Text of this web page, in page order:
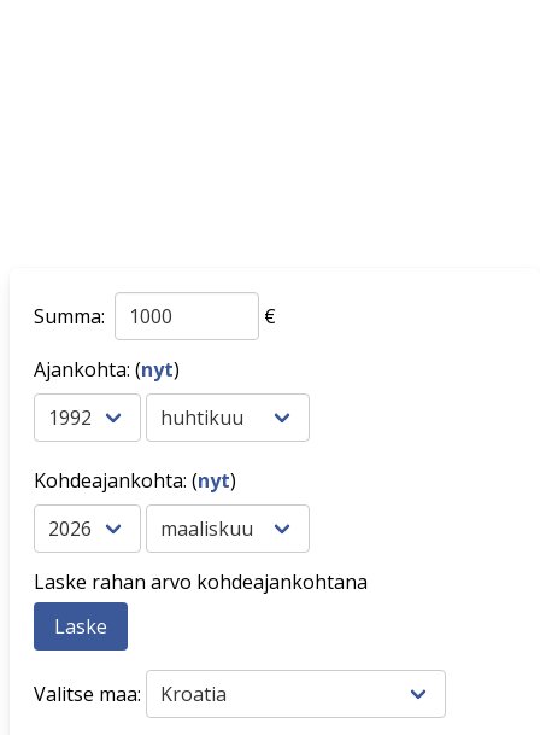
Summa:
€
Ajankohta: (nyt)
Kohdeajankohta: (nyt)
Laske rahan arvo kohdeajankohtana
Valitse maa: